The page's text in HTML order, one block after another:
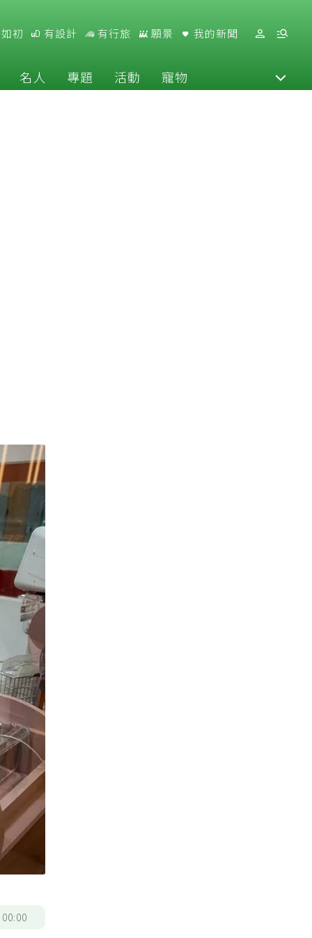
初 有設計 有行旅 願景 我的新聞
名人 專題 活動 寵物
00:00